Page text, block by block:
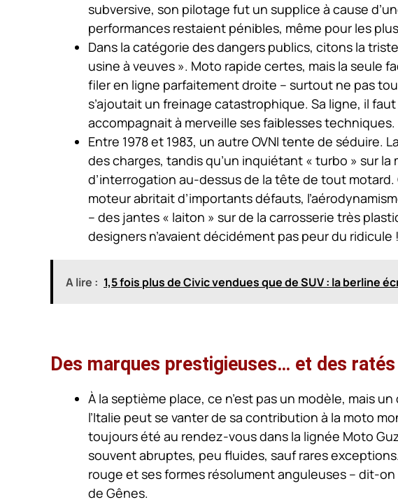
subversive, son pilotage fut un supplice à cause
performances restaient pénibles, même pour les
Dans la catégorie des dangers publics, citons la
usine à veuves ». Moto rapide certes, mais la seule
filer en ligne parfaitement droite – surtout ne pas
s’ajoutait un freinage catastrophique. Sa ligne, il faut
accompagnait à merveille ses faiblesses techniques.
Entre 1978 et 1983, un autre OVNI tente de séduire.
des charges, tandis qu’un inquiétant « turbo » sur
d’interrogation au-dessus de la tête de tout
moteur abritait d’importants défauts,
– des jantes « laiton » sur de la carrosserie très
designers n’avaient décidément pas peur du ridicule !
A lire : 1,5 fois plus de Civic vendues que de SUV : la berline
Des marques prestigieuses… et des
À la septième place, ce n’est pas un modèle, mais
l’Italie peut se vanter de sa contribution à la moto
toujours été au rendez-vous dans la lignée Moto
souvent abruptes, peu fluides, sauf rares
rouge et ses formes résolument anguleuses – dit-
de Gênes.